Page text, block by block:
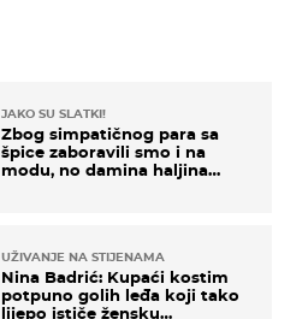
JAKO SU SLATKI!
Zbog simpatičnog para sa
špice zaboravili smo i na
modu, no damina haljina
UŽIVANJE NA STIJENAMA
Nina Badrić: Kupaći kostim
potpuno golih leđa koji tako
lijepo ističe žensku